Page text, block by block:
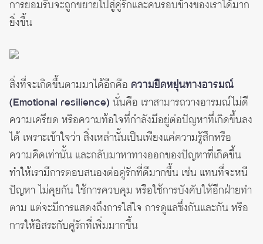
การยอมรับจะถูกขยายไปสู่คู่รักและคนรอบข้างของเราได้มาก
ยิ่งขึ้น
สิ่งที่จะเกิดขึ้นตามมาได้อีกคือ ความยืดหยุ่นทางอารมณ์
(Emotional resilience) นั่นคือ เราสามารถวางอารมณ์ไม่ดี
ความเครียด หรือความท้อใจที่กำลังมีอยู่ต่อปัญหาที่เกิดขึ้นลง
ได้ เพราะเข้าใจว่า สิ่งเหล่านั้นเป็นเพียงแค่ความรู้สึกหรือ
ความคิดเท่านั้น และกลับมาหาทางออกของปัญหาที่เกิดขึ้น
ทำให้เรามีการตอบสนองต่อคู่รักที่ดีมากขึ้น เช่น แทนที่จะหนี
ปัญหา ไม่คุยกัน ใช้การควบคุม หรือใช้การบังคับให้อีกฝ่ายทำ
ตาม แต่จะมีการแสดงถึงการใส่ใจ การดูแลซึ่งกันและกัน หรือ
การให้อิสระกับคู่รักที่เพิ่มมากขึ้น